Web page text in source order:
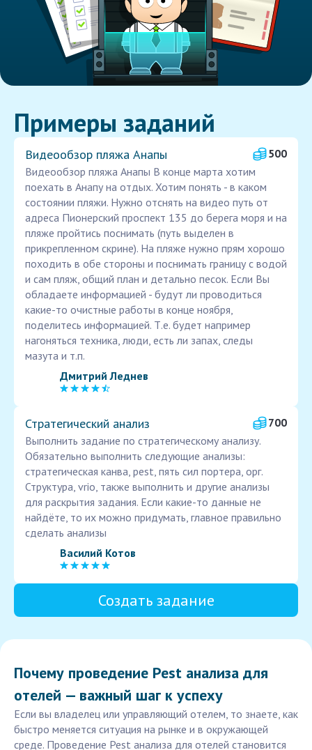
Примеры заданий
Видеообзор пляжа Анапы
500
Видеообзор пляжа Анапы В конце марта хотим
поехать в Анапу на отдых. Хотим понять - в каком
состоянии пляжи. Нужно отснять на видео путь от
адреса Пионерский проспект 135 до берега моря и на
пляже пройтись поснимать (путь выделен в
прикрепленном скрине). На пляже нужно прям хорошо
походить в обе стороны и поснимать границу с водой
и сам пляж, общий план и детально песок. Если Вы
обладаете информацией - будут ли проводиться
какие-то очистные работы в конце ноября,
поделитесь информацией. Т.е. будет например
нагоняться техника, люди, есть ли запах, следы
мазута и т.п.
Дмитрий Леднев
Стратегический анализ
700
Выполнить задание по стратегическому анализу.
Обязательно выполнить следующие анализы:
стратегическая канва, pest, пять сил портера, орг.
Структура, vrio, также выполнить и другие анализы
для раскрытия задания. Если какие-то данные не
найдёте, то их можно придумать, главное правильно
сделать анализы
Василий Котов
Создать задание
Почему проведение Pest анализа для
отелей — важный шаг к успеху
Если вы владелец или управляющий отелем, то знаете, как
быстро меняется ситуация на рынке и в окружающей
среде. Проведение Pest анализа для отелей становится